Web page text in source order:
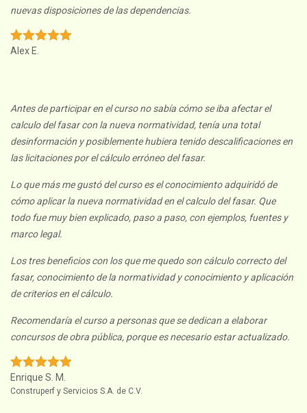
nuevas disposiciones de las dependencias.
Alex E.
Antes de participar en el curso no sabía cómo se iba afectar el
calculo del fasar con la nueva normatividad, tenía una total
desinformación y posiblemente hubiera tenido descalificaciones en
las licitaciones por el cálculo erróneo del fasar.
Lo que más me gustó del curso es el conocimiento adquiridó de
cómo aplicar la nueva normatividad en el calculo del fasar. Que
todo fue muy bien explicado, paso a paso, con ejemplos, fuentes y
marco legal.
Los tres beneficios con los que me quedo son cálculo correcto del
fasar, conocimiento de la normatividad y conocimiento y aplicación
de criterios en el cálculo.
Recomendaría el curso a personas que se dedican a elaborar
concursos de obra pública, porque es necesario estar actualizado.
Enrique S. M.
Construperf y Servicios S.A. de C.V.